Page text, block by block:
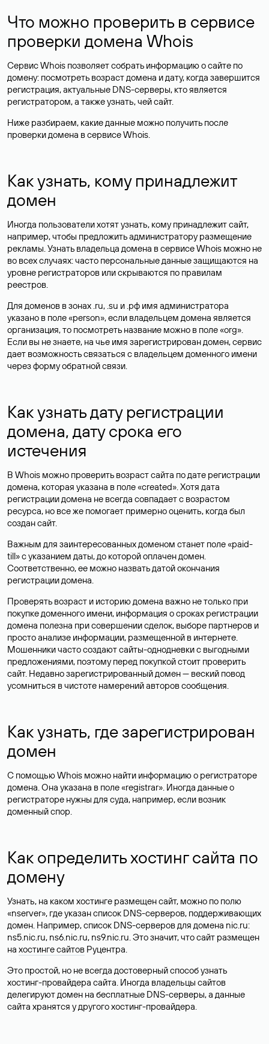
Что можно проверить в сервисе
проверки домена Whois
Сервис Whois позволяет собрать информацию о сайте по
домену: посмотреть возраст домена и дату, когда завершится
регистрация, актуальные DNS-серверы, кто является
регистратором, а также узнать, чей сайт.
Ниже разбираем, какие данные можно получить после
проверки домена в сервисе Whois.
Как узнать, кому принадлежит
домен
Иногда пользователи хотят узнать, кому принадлежит сайт,
например, чтобы предложить администратору размещение
рекламы. Узнать владельца домена в сервисе Whois можно не
во всех случаях: часто персональные данныезащищаются на
уровне регистраторов или скрываются по правилам
реестров.
Для доменов в зонах .ru, .su и .рф имя администратора
указано в поле «person», если владельцем домена является
организация, то посмотреть название можно в поле «org».
Если вы не знаете, на чье имя зарегистрирован домен, сервис
дает возможность связаться с владельцем доменного имени
через форму обратной связи.
Как узнать дату регистрации
домена, дату срока его
истечения
В Whois можно проверить возраст сайта по дате регистрации
домена, которая указана в поле «created». Хотя дата
регистрации домена не всегда совпадает с возрастом
ресурса, но все же помогает примерно оценить, когда был
создан сайт.
Важным для заинтересованных доменом станет поле «paid-
till» с указанием даты, до которой оплачен домен.
Соответственно, ее можно назвать датой окончания
регистрации домена.
Проверять возраст и историю домена важно не только при
покупке доменного имени, информация о сроках регистрации
домена полезна при совершении сделок, выборе партнеров и
просто анализе информации, размещенной в интернете.
Мошенники часто создают сайты-однодневки с выгодными
предложениями, поэтому перед покупкой стоит проверить
сайт. Недавно зарегистрированный домен — веский повод
усомниться в чистоте намерений авторов сообщения.
Как узнать, где зарегистрирован
домен
С помощью Whois можно найти информацию о регистраторе
домена. Она указана в поле «registrar». Иногда данные о
регистраторе нужны для суда, например, если возник
доменный спор.
Как определить хостинг сайта по
домену
Узнать, на каком хостинге размещен сайт, можно по полю
«nserver», где указан список DNS-серверов, поддерживающих
домен. Например, список DNS-серверов для домена nic.ru:
ns5.nic.ru, ns6.nic.ru, ns9.nic.ru. Это значит, что сайт размещен
на хостинге сайтов Руцентра.
Это простой, но не всегда достоверный способ узнать
хостинг-провайдера сайта. Иногда владельцы сайтов
делегируют домен на бесплатные DNS-серверы, а данные
сайта хранятся у другого хостинг-провайдера.